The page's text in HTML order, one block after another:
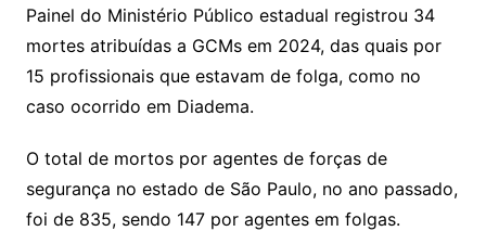
Painel do Ministério Público estadual registrou 34
mortes atribuídas a GCMs em 2024, das quais por
15 profissionais que estavam de folga, como no
caso ocorrido em Diadema.
O total de mortos por agentes de forças de
segurança no estado de São Paulo, no ano passado,
foi de 835, sendo 147 por agentes em folgas.